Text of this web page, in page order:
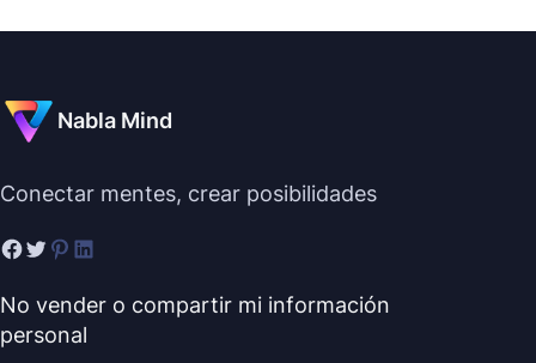
Nabla Mind
Conectar mentes, crear posibilidades
No vender o compartir mi información
personal